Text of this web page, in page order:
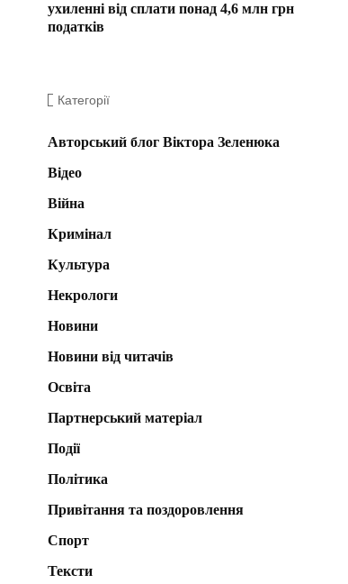
ухиленні від сплати понад 4,6 млн грн
податків
Категорії
Авторський блог Віктора Зеленюка
Відео
Війна
Кримінал
Культура
Некрологи
Новини
Новини від читачів
Освіта
Партнерський матеріал
Події
Політика
Привітання та поздоровлення
Спорт
Тексти